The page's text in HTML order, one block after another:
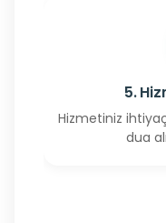
5.
Hizmetiniz ihtiyaç
dua